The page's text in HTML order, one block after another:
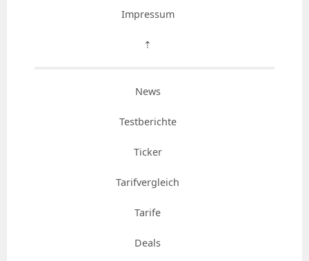
Impressum
⇡
News
Testberichte
Ticker
Tarifvergleich
Tarife
Deals